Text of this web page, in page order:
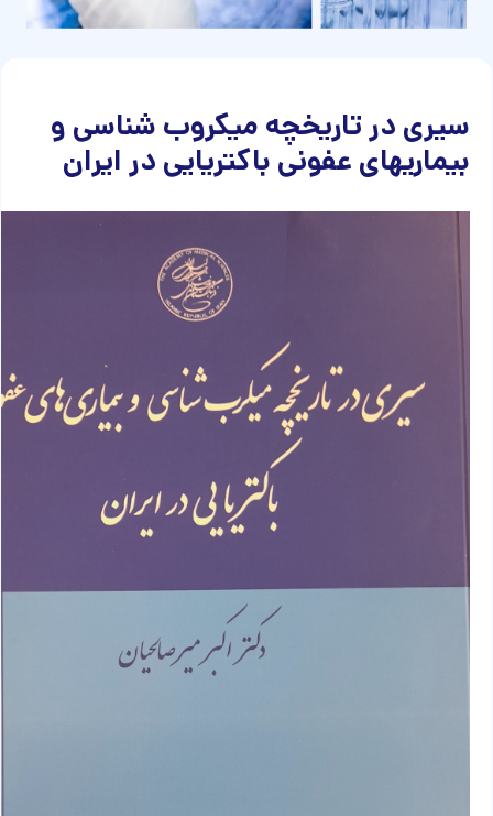
سیری در تاریخچه میکروب شناسی و
بیماریهای عفونی باکتریایی در ایران